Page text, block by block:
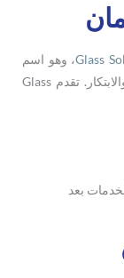
Glass، وهو اسم
موثوق به في الصناعة معروف بالتزامه بالجودة والابتكار. تقدم Glass
بعد